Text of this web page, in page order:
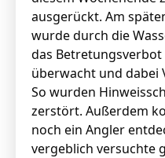
ausgerückt. Am
wurde durch die
das Betretungsverbot
überwacht und dabei
So wurden
zerstört. Außerdem
noch ein Angler
vergeblich versuchte